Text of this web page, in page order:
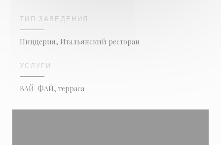
ТИП ЗАВЕДЕНИЯ
Пиццерия, Итальянский ресторан
УСЛУГИ
ВАЙ-ФАЙ, терраса